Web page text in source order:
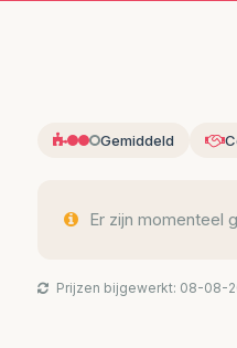
Gemiddeld
Er zijn momenteel
Prijzen bijgewerkt: 08-08-